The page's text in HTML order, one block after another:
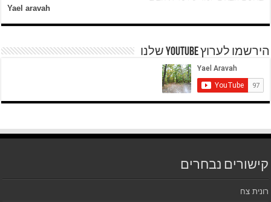
Yael aravah
הירשמו לערוץ YOUTUBE שלנו
קישורים נבחרים
רונית צח